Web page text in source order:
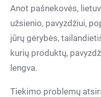
Anot pašnekovės,
užsienio, pavyzdžiui,
jūrų gėrybės,
kurių produktų,
lengva.
Tiekimo problemų